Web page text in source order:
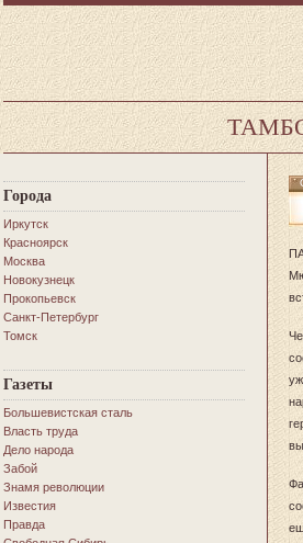
Города
Иркутск
Красноярск
Москва
Новокузнецк
Прокопьевск
Санкт-Петербург
Томск
Газеты
Большевистская сталь
Власть труда
Дело народа
Забой
Знамя революции
Известия
Правда